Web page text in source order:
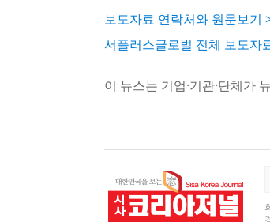
보도자료 연락처와 원문보기
서플러스글로벌 전체 보도자
이 뉴스는 기업·기관·단체가